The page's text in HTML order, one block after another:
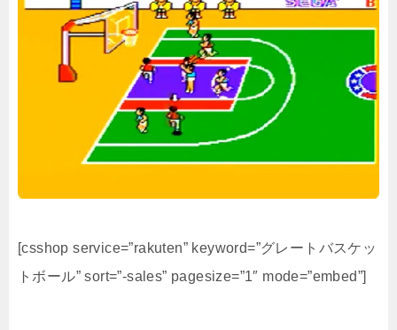
[csshop service=”rakuten” keyword=”グレートバスケッ
トボール” sort=”-sales” pagesize=”1″ mode=”embed”]